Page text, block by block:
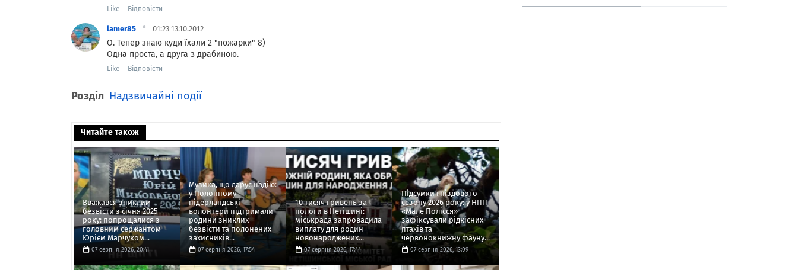
Like Відповісти
lamer85 · 01:23 13.10.2012
О. Тепер знаю куди їхали 2 "пожарки" 8)
Одна проста, а друга з драбиною.
Like Відповісти
Розділ Надзвичайні події
Читайте також
Вважався зниклим
безвісти з січня 2025
року: попрощалися з
головним сержантом
Юрієм Марчуком...
07 серпня 2026, 20:41
Музика, що дарує надію:
у Полонному
нідерландські
волонтери підтримали
родини зниклих
безвісти та полонених
захисників...
07 серпня 2026, 17:54
10 тисяч гривень за
пологи в Нетішині:
міськрада запровадила
виплату для родин
новонароджених...
07 серпня 2026, 17:44
Підсумки гніздового
сезону 2026 року: у НПП
«Мале Полісся»
зафіксували рідкісних
птахів та
червонокнижну фауну...
07 серпня 2026, 13:09